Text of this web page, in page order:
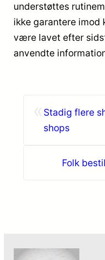
understøttes
ikke garantere imod
være lavet efter
anvendte
Stadig flere
shops
Folk